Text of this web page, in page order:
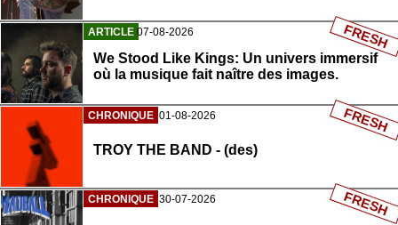
ARTICLE 07-08-2026
We Stood Like Kings: Un univers immersif
où la musique fait naître des images.
FRESH
CHRONIQUE 01-08-2026
TROY THE BAND - (des)
FRESH
CHRONIQUE 30-07-2026 FRESH